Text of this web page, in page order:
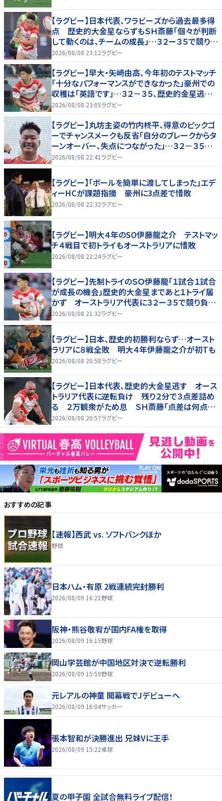
【ラグビー】日本代表、ワラビーズから過去最多得
点 歴史的大金星ならずもＳＨ斎藤「個々が判断
して動くのは、チームの成長」…３２ー３５で競り負
ける
2026/08/08 23:12ラグビー
【ラグビー】早大・矢崎由高、今年初のテストマッチ
「十分なパフォーマンスができなかった」豪州での
収穫は「英語です」…３２－３５、歴史的金星逃し
たオーストラリア代表戦はＷＴＢで途中出場
2026/08/08 23:05ラグビー
【ラグビー】丸坊主姿の竹内柊平、得意のピックゴ
ーでチャンスメークも反省「自分のブレークからタ
ーンオーバー、失点につながった」…３２－３５惜
敗、オーストラリアに歴史的金星ならず
2026/08/08 22:41 ラグビー
【ラグビー】「ボールを簡単に渡してしまった」エデ
ィーHCが課題指摘 豪州に3点差で惜敗
2026/08/08 22:32ラグビー
【ラグビー】明大４年のSO伊藤龍之介 テストマッ
チ４戦目で初トライもオーストラリアに惜敗
2026/08/08 22:24ラグビー
【ラグビー】先制トライのＳＯ伊藤龍「１試合１試合
が成長の機会」歴史的大金星まであと１トライ届
かず オーストラリア代表に３２ー３５で競り負け
る
2026/08/08 21:32ラグビー
【ラグビー】日本、歴史的初勝利ならず…オースト
ラリアに８戦全敗 明大４年伊藤龍之介が初Tも
2026/08/08 20:58ラグビー
【ラグビー】日本代表、歴史的大金星逃す オース
トラリア代表に逆転負け 残り２分で３点差詰め
る ２万観衆がため息 ＳＨ斎藤「点差は何点で
も負けは負け」…前半にＳＯ伊藤龍が先制トライ、
2026/08/08 20:57ラグビー
おすすめの記事
【速報】西武 vs. ソフトバンクほか
野球
日本ハム・有原 2戦連続完封勝利
2026/08/09 16:21 野球
阪神・熊谷敬宥が国内FA権を取得
2026/08/09 16:15野球
岡山学芸館が中国地区対決で逆転勝利
2026/08/09 15:59野球
元レアルの神童 開幕戦でJデビューへ
2026/08/09 16:04サッカー
張本智和が決勝進出 兄妹Vに王手
2026/08/09 15:22卓球
夏の甲子園 全試合無料ライブ配信！